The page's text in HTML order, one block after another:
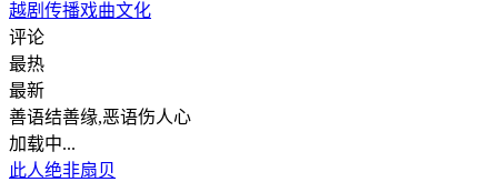
越剧 传播戏曲文化
评论
最热
最新
善语结善缘,恶语伤人心
加载中...
此人绝非扇贝